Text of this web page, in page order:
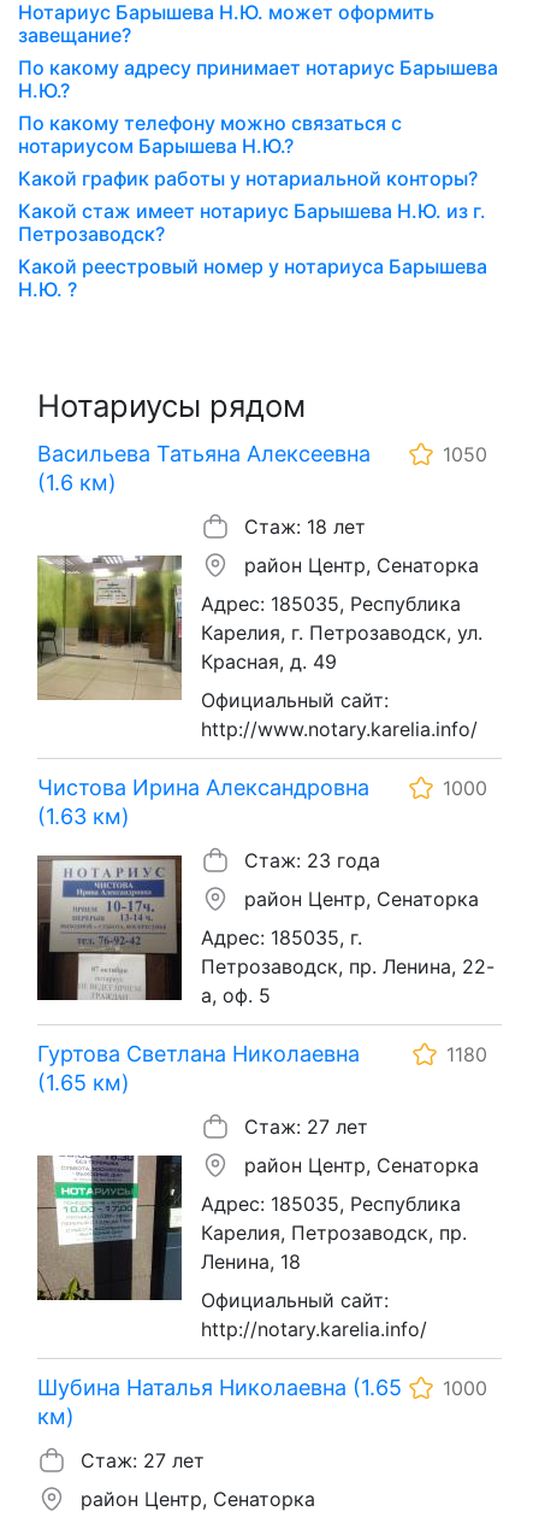
Нотариус Барышева Н.Ю. может оформить
завещание?
По какому адресу принимает нотариус Барышева
Н.Ю.?
По какому телефону можно связаться с
нотариусом Барышева Н.Ю.?
Какой график работы у нотариальной конторы?
Какой стаж имеет нотариус Барышева Н.Ю. из г.
Петрозаводск?
Какой реестровый номер у нотариуса Барышева
Н.Ю. ?
Нотариусы рядом
Васильева Татьяна Алексеевна
(1.6 км)
1050
Стаж: 18 лет
район Центр, Сенаторка
Адрес: 185035, Республика
Карелия, г. Петрозаводск, ул.
Красная, д. 49
Официальный сайт:
http://www.notary.karelia.info/
Чистова Ирина Александровна
(1.63 км)
1000
Стаж: 23 года
район Центр, Сенаторка
Адрес: 185035, г.
Петрозаводск, пр. Ленина, 22-
а, оф. 5
Гуртова Светлана Николаевна
(1.65 км)
1180
Стаж: 27 лет
район Центр, Сенаторка
Адрес: 185035, Республика
Карелия, Петрозаводск, пр.
Ленина, 18
Официальный сайт:
http://notary.karelia.info/
Шубина Наталья Николаевна (1.65
км)
1000
Стаж: 27 лет
район Центр, Сенаторка